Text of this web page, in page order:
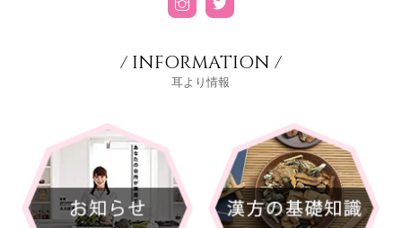
/ INFORMATION /
耳より情報